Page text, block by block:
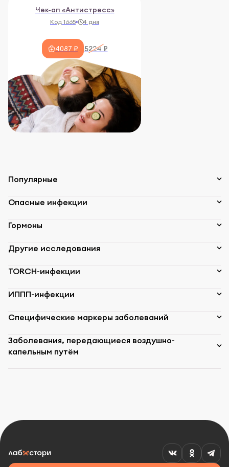
Чек-ап «Антистресс»
Код 1665 4 дня
4087 ₽ 5224 ₽
Популярные
Опасные инфекции
Гормоны
Другие исследования
TORCH-инфекции
ИППП-инфекции
Специфические маркеры заболеваний
Заболевания, передающиеся воздушно-
капельным путём